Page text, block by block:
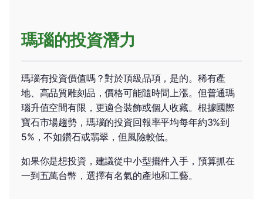
瑪瑙的投資潛力
瑪瑙有投資價值嗎？對於頂級品項，是的。稀有產
地、高品質雕刻品，價格可能隨時間上漲。但普通瑪
瑙升值空間有限，更適合裝飾或個人收藏。根據國際
寶石市場趨勢，瑪瑙的投資回報率平均每年約3%到
5%，不如鑽石或翡翠，但風險較低。
如果你是想投資，建議從中小型擺件入手，預算抓在
一到五萬台幣，選擇有名氣的產地和工藝。